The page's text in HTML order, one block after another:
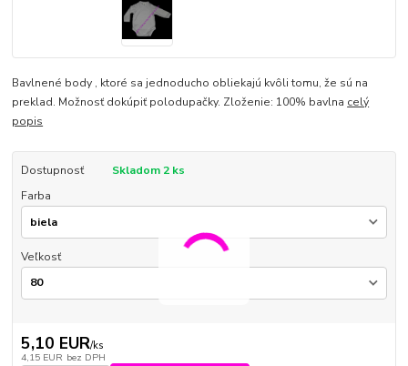
Bavlnené body , ktoré sa jednoducho obliekajú kvôli tomu, že sú na
preklad. Možnosť dokúpiť polodupačky. Zloženie: 100% bavlna celý
popis
Dostupnosť
Skladom 2 ks
Farba
Veľkosť
5,10 EUR/ks
4,15 EUR bez DPH